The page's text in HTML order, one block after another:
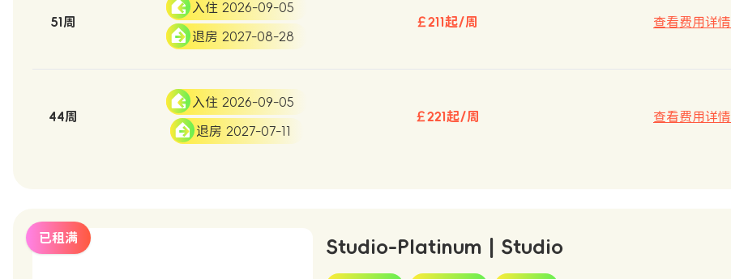
51周
入住 2026-09-05
退房 2027-08-28
￡211起/周 查看费用详情
44周
入住 2026-09-05
退房 2027-07-11
￡221起/周 查看费用详情
已租满 Studio-Platinum | Studio